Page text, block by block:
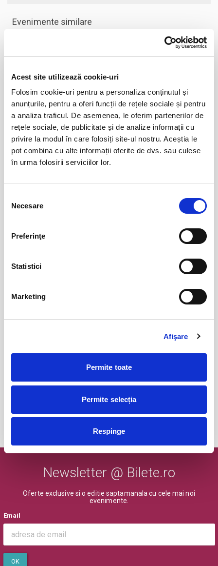
Acest site utilizează cookie-uri
Folosim cookie-uri pentru a personaliza conținutul și
anunțurile, pentru a oferi funcții de rețele sociale și pentru
a analiza traficul. De asemenea, le oferim partenerilor de
rețele sociale, de publicitate și de analize informații cu
privire la modul în care folosiți site-ul nostru. Aceștia le
pot combina cu alte informații oferite de dvs. sau culese
în urma folosirii serviciilor lor.
consimțământului
Necesare
Preferinţe
Statistici
Marketing
Afişare
Permite toate
Permite selecția
Respinge
Evenimente similare
Bucuresti
31
Abonamente FC Bihor Oradea
Oradea
BILETE
01
iun
iul
04
Timisoara
09
Abonamente FC Voluntari
Voluntari
MAI MULTE DIN SPORT
Newsletter @ Bilete.ro
Oferte exclusive si o editie saptamanala cu cele mai noi
evenimente.
Email
OK